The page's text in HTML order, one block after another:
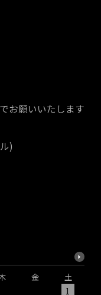
お願いいたします
)
金
土
1